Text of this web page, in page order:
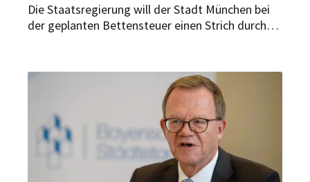
Die Staatsregierung will der Stadt München bei
der geplanten Bettensteuer einen Strich durch
hinnehmen. Wird er sich durchsetzen können?